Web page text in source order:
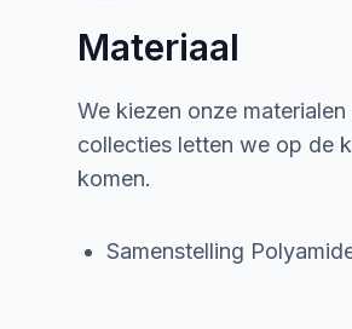
Materiaal
We kiezen onze
collecties letten we op de
komen.
Samenstelling